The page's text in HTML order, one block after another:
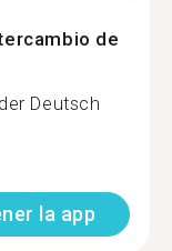
de
Deutsch
la app